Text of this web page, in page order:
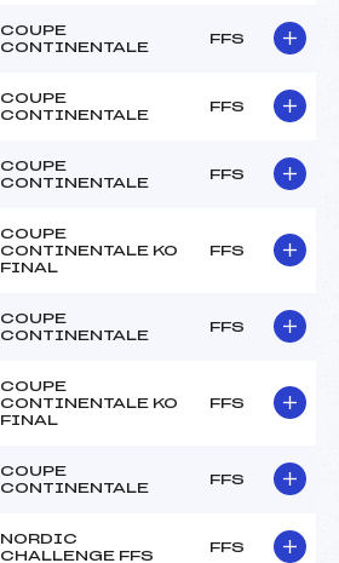
COUPE
CONTINENTALE
FFS
COUPE
CONTINENTALE
FFS
COUPE
CONTINENTALE
FFS
COUPE
CONTINENTALE KO
FINAL
FFS
COUPE
CONTINENTALE
FFS
COUPE
CONTINENTALE KO
FINAL
FFS
COUPE
CONTINENTALE
FFS
NORDIC
CHALLENGE FFS
FFS